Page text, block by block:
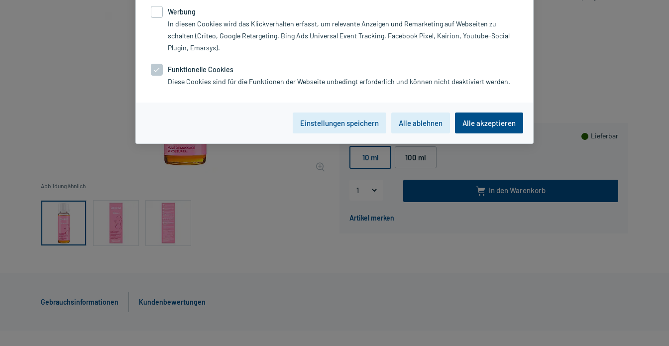
Abbildung ähnlich
1,95 € 20PlusHerzen sammeln
Packungseinheit Lieferbar
10 ml 100 ml
In den Warenkorb
Darreichung:
Öl
Inhalt:
10 ml
Gebrauchsinformationen Kundenbewertungen
Werbung
In diesen Cookies wird das Klickverhalten erfasst, um relevante Anzeigen und Remarketing auf Webseiten zu
schalten (Criteo, Google Retargeting, Bing Ads Universal Event Tracking, Facebook Pixel, Kairion, Youtube-Social
Plugin, Emarsys).
Funktionelle Cookies
Diese Cookies sind für die Funktionen der Webseite unbedingt erforderlich und können nicht deaktiviert werden.
Einstellungen speichern Alle ablehnen Alle akzeptieren